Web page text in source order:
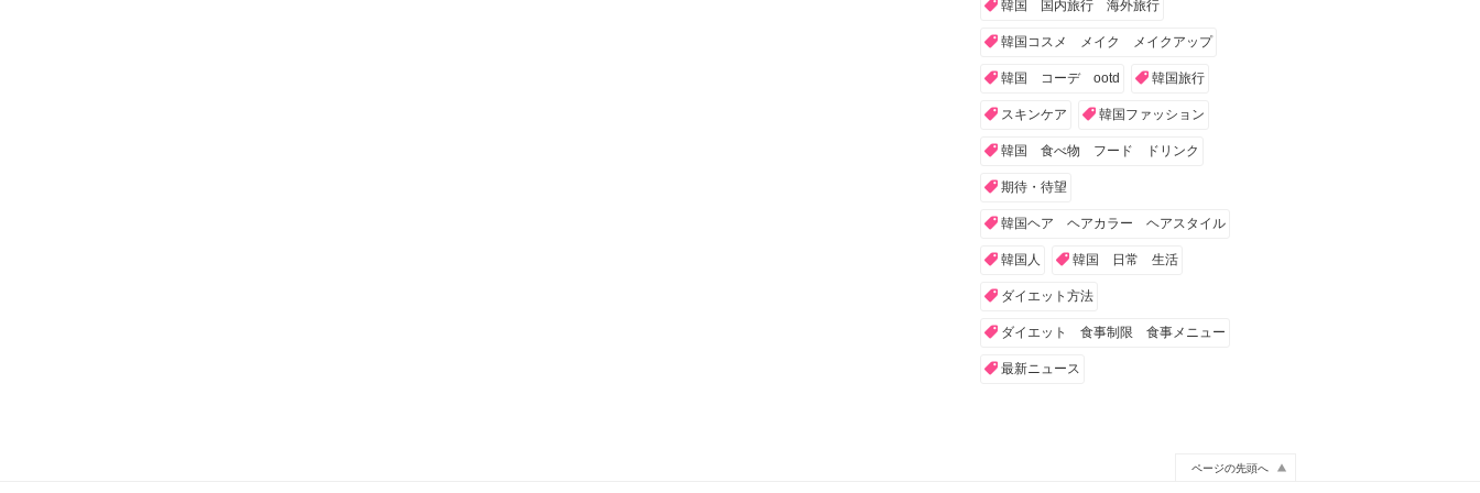
韓国 国内旅行 海外旅行
韓国コスメ メイク メイクアップ
韓国 コーデ ootd 韓国旅行
スキンケア 韓国ファッション
韓国 食べ物 フード ドリンク
期待・待望
韓国ヘア ヘアカラー ヘアスタイル
韓国人 韓国 日常 生活
ダイエット方法
ダイエット 食事制限 食事メニュー
最新ニュース
ページの先頭へ